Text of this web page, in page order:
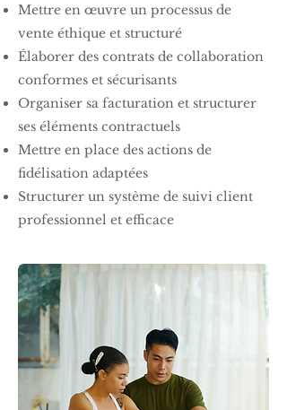
Mettre en œuvre un processus de
vente éthique et structuré
Élaborer des contrats de collaboration
conformes et sécurisants
Organiser sa facturation et structurer
ses éléments contractuels
Mettre en place des actions de
fidélisation adaptées
Structurer un système de suivi client
professionnel et efficace